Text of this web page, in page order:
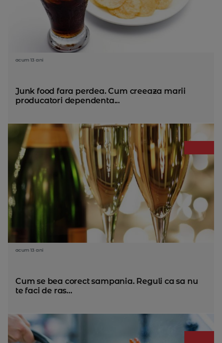
acum 13 ani
Junk food fara perdea. Cum creeaza marii
producatori dependenta...
acum 13 ani
Cum se bea corect sampania. Reguli ca sa nu
te faci de ras...